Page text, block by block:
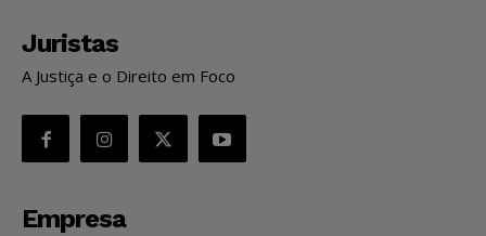
Juristas
A Justiça e o Direito em Foco
Empresa